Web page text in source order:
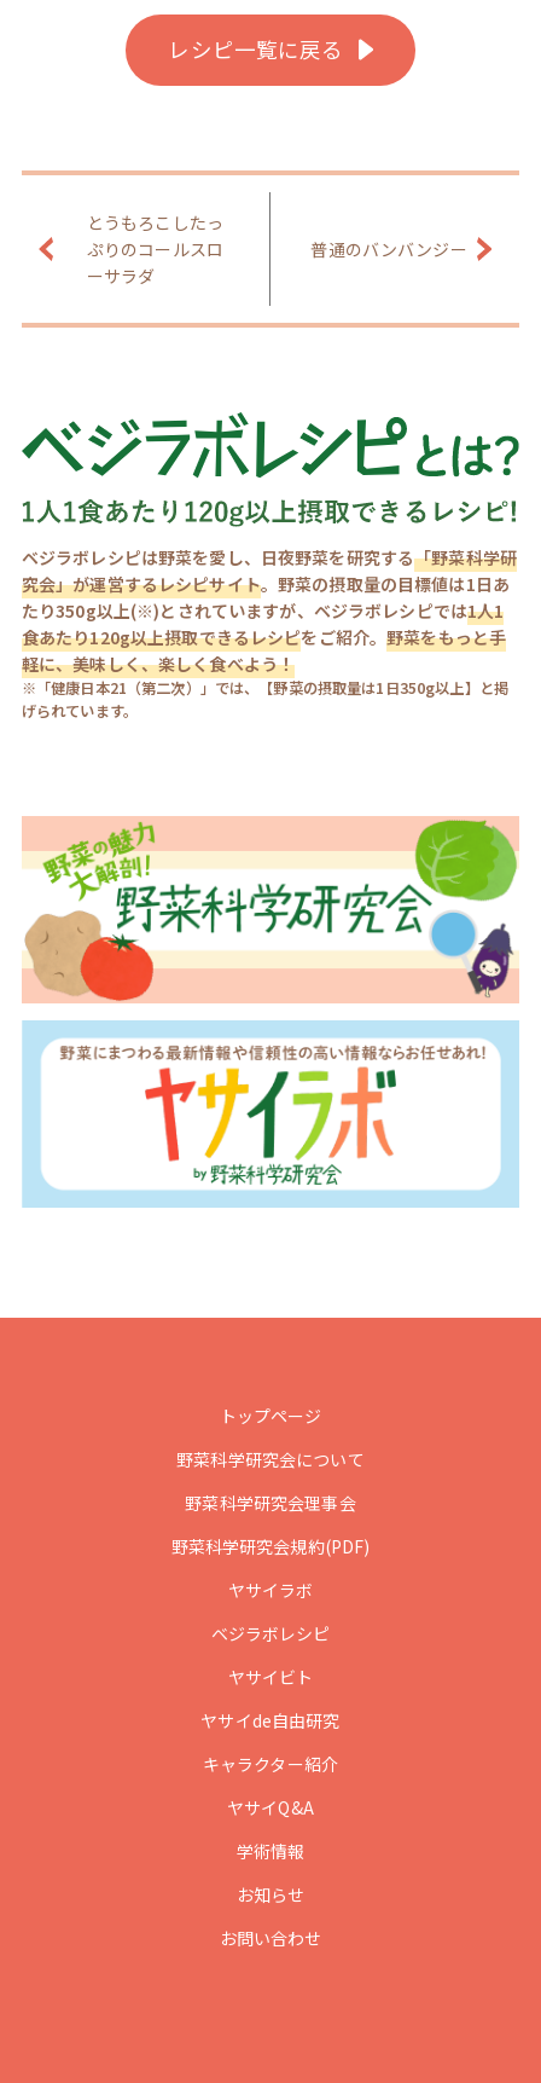
レシピ一覧に戻る
とうもろこしたっ
ぷりのコールスロ
ーサラダ
普通のバンバンジー
ベジラボレシピは野菜を愛し、日夜野菜を研究する「野菜科学研
究会」が運営するレシピサイト。野菜の摂取量の目標値は1日あ
たり350g以上(※)とされていますが、ベジラボレシピでは1人1
食あたり120g以上摂取できるレシピをご紹介。野菜をもっと手
軽に、美味しく、楽しく食べよう！
※「健康日本21（第二次）」では、【野菜の摂取量は1日350g以上】と掲
げられています。
トップページ
野菜科学研究会について
野菜科学研究会理事会
野菜科学研究会規約(PDF)
ヤサイラボ
ベジラボレシピ
ヤサイビト
ヤサイde自由研究
キャラクター紹介
ヤサイQ&A
学術情報
お知らせ
お問い合わせ